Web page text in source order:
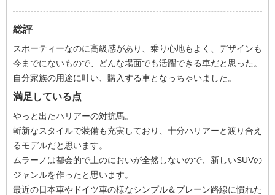
総評
スポーティーなのに高級感があり、乗り心地もよく、デザインも
今までにないもので、どんな場面でも活躍できる車だと思った。
自分家族の用途に叶い、購入する車となっちゃいました。
満足している点
やっと出たハリアーの対抗馬。
斬新なスタイルで装備も充実しており、十分ハリアーと渡り合え
るモデルだと思います。
ムラーノは都会的で土のにおいが全然しないので、新しいSUVの
ジャンルを作ったと思います。
最近の日本車やドイツ車の様なシンプル＆プレーン路線に慣れた